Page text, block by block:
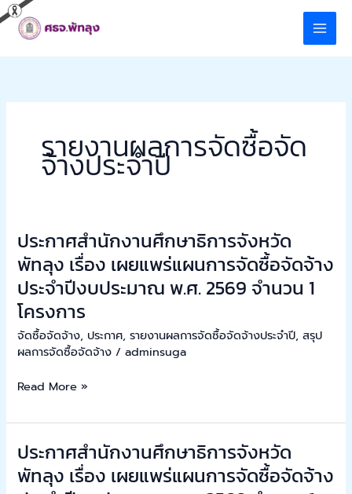
Skip
to
รายงานผลการจัดซื้อจัด
จ้างประจำปี
ประกาศสำนักงานศึกษาธิการจังหวัด
พัทลุง เรื่อง เผยแพร่แผนการจัดซื้อจัดจ้าง
ประจำปีงบประมาณ พ.ศ. 2569 จำนวน 1
โครงการ
จัดซื้อจัดจ้าง, ประกาศ,รายงานผลการจัดซื้อจัดจ้างประจำปี,สรุป
ผลการจัดซื้อจัดจ้าง /adminsuga
ประกาศ
สำนักงาน
ศึกษาธิการ
จังหวัด
พัทลุง
เรื่อง
เผย
แผนการ
ซื้อ
จัด
จ้าง
ประจำ
Read More »
ประกาศสำนักงานศึกษาธิการจังหวัด
พัทลุง เรื่อง เผยแพร่แผนการจัดซื้อจัดจ้าง
ประกาศ
สำนักงาน
ศึกษาธิการ